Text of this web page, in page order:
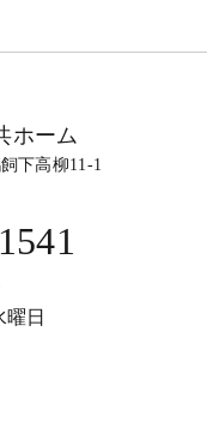
ホーム
下高柳11-1
日